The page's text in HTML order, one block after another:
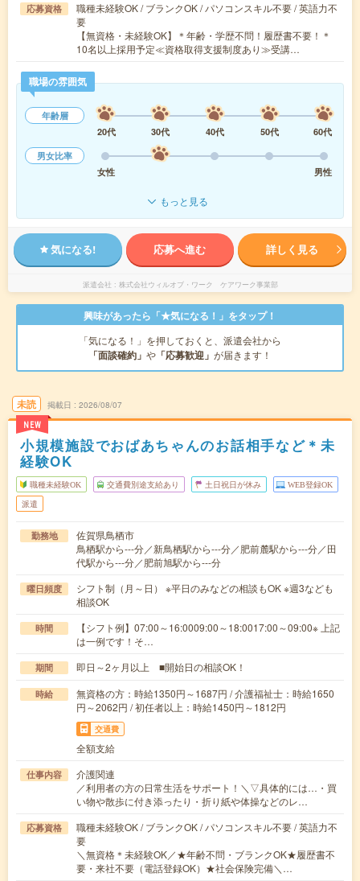
応募資格
職種未経験OK / ブランクOK / パソコンスキル不要 / 英語力不
要
【無資格・未経験OK】＊年齢・学歴不問！履歴書不要！＊
10名以上採用予定≪資格取得支援制度あり≫受講…
職場の雰囲気
年齢層
20代
30代 40代 50代
60代
男女比率
女性
男性
もっと見る
気になる! 応募へ進む 詳しく見る
派遣会社 株式会社ウィルオブ・ワーク ケアワーク事業部
興味があったら「★気になる！」をタップ！
「気になる！」を押しておくと、派遣会社から
「面談確約」 や 「応募歓迎」 が届きます！
未読
NEW
掲載日 2026/08/07
小規模施設でおばあちゃんのお話相手など＊未
経験OK
職種未経験OK 交通費別途支給あり 土日祝日が休み WEB登録OK
派遣
勤務地
佐賀県鳥栖市
鳥栖駅から---分／新鳥栖駅から---分／肥前麓駅から---分／田
代駅から---分／肥前旭駅から---分
曜日頻度
シフト制（月～日） ※平日のみなどの相談もOK ※週3なども
相談OK
時間
【シフト例】07:00～16:0009:00～18:0017:00～09:00※ 上記
は一例です！そ…
期間 即日～2ヶ月以上 ■開始日の相談OK！
時給
無資格の方：時給1350円～1687円 / 介護福祉士：時給1650
円～2062円 / 初任者以上：時給1450円～1812円
交通費
全額支給
仕事内容
介護関連
／利用者の方の日常生活をサポート！＼▽具体的には…・買
い物や散歩に付き添ったり・折り紙や体操などのレ…
応募資格
職種未経験OK / ブランクOK / パソコンスキル不要 / 英語力不
要
＼無資格＊未経験OK／★年齢不問・ブランクOK★履歴書不
要・来社不要（電話登録OK）★社会保険完備＼…